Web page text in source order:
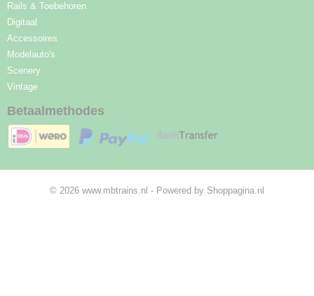
Rails & Toebehoren
Digitaal
Accessoires
Modelauto's
Scenery
Vintage
Betaalmethodes
© 2026 www.mbtrains.nl - Powered by Shoppagina.nl